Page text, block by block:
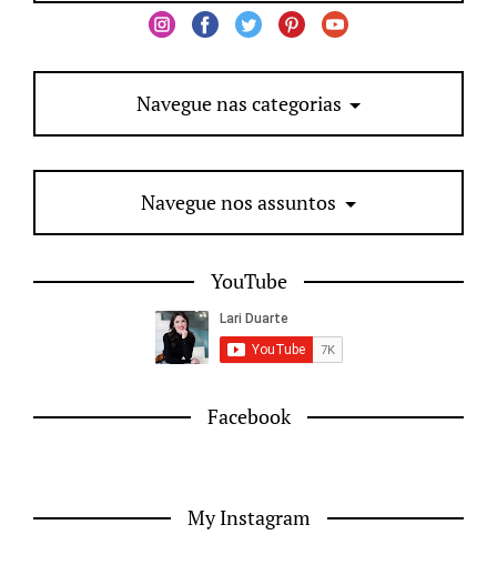
Navegue nas categorias
Navegue nos assuntos
YouTube
Facebook
My Instagram